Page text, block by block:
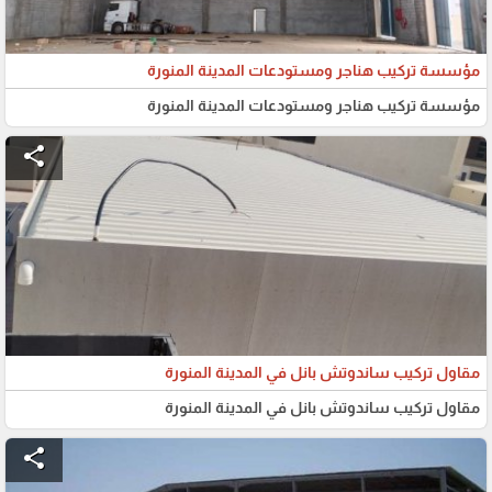
مؤسسة تركيب هناجر ومستودعات المدينة المنورة
مؤسسة تركيب هناجر ومستودعات المدينة المنورة
share
مقاول تركيب ساندوتش بانل في المدينة المنورة
مقاول تركيب ساندوتش بانل في المدينة المنورة
share